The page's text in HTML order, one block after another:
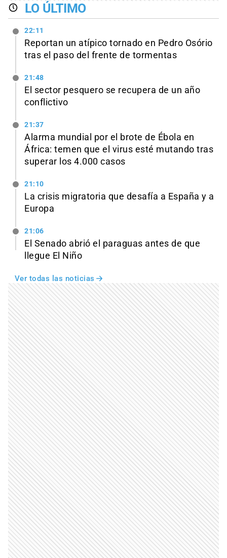
LO ÚLTIMO
22:11
Reportan un atípico tornado en Pedro Osório
tras el paso del frente de tormentas
21:48
El sector pesquero se recupera de un año
conflictivo
21:37
Alarma mundial por el brote de Ébola en
África: temen que el virus esté mutando tras
superar los 4.000 casos
21:10
La crisis migratoria que desafía a España y a
Europa
21:06
El Senado abrió el paraguas antes de que
llegue El Niño
Ver todas las noticias